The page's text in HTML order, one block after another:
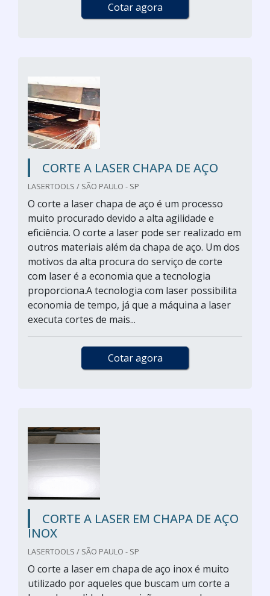
Cotar agora
CORTE A LASER CHAPA DE AÇO
LASERTOOLS / SÃO PAULO - SP
O corte a laser chapa de aço é um processo
muito procurado devido a alta agilidade e
eficiência. O corte a laser pode ser realizado em
outros materiais além da chapa de aço. Um dos
motivos da alta procura do serviço de corte
com laser é a economia que a tecnologia
proporciona.A tecnologia com laser possibilita
economia de tempo, já que a máquina a laser
executa cortes de mais...
Cotar agora
CORTE A LASER EM CHAPA DE AÇO
INOX
LASERTOOLS / SÃO PAULO - SP
O corte a laser em chapa de aço inox é muito
utilizado por aqueles que buscam um corte a